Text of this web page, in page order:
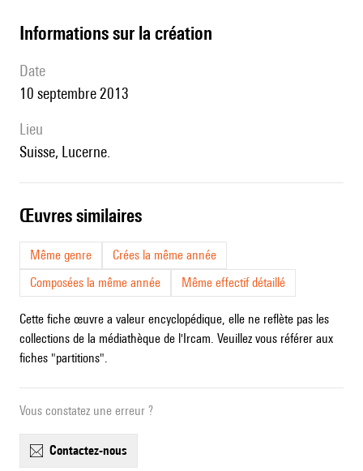
informations sur la création
date
10 septembre 2013
lieu
Suisse, Lucerne.
œuvres similaires
Même genre
Crées la même année
Composées la même année
Même effectif détaillé
Cette fiche œuvre a valeur encyclopédique, elle ne reflète pas les
collections de la médiathèque de l'Ircam. Veuillez vous référer aux
fiches "partitions".
Vous constatez une erreur ?
contactez-nous